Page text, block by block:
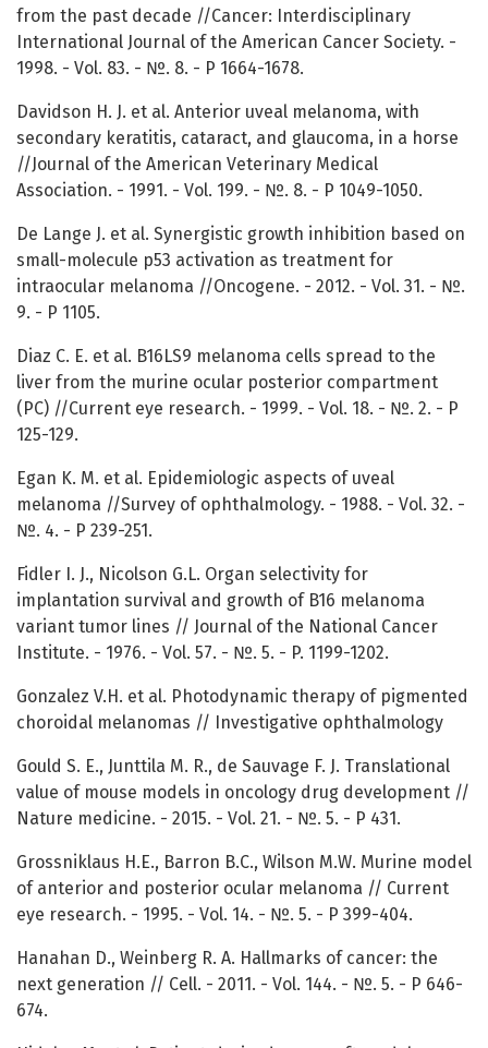
from the past decade //Cancer: Interdisciplinary
International Journal of the American Cancer Society. -
1998. - Vol. 83. - №. 8. - P 1664-1678.
Davidson H. J. et al. Anterior uveal melanoma, with
secondary keratitis, cataract, and glaucoma, in a horse
//Journal of the American Veterinary Medical
Association. - 1991. - Vol. 199. - №. 8. - P 1049-1050.
De Lange J. et al. Synergistic growth inhibition based on
small-molecule p53 activation as treatment for
intraocular melanoma //Oncogene. - 2012. - Vol. 31. - №.
9. - P 1105.
Diaz C. E. et al. B16LS9 melanoma cells spread to the
liver from the murine ocular posterior compartment
(PC) //Current eye research. - 1999. - Vol. 18. - №. 2. - P
125-129.
Egan K. M. et al. Epidemiologic aspects of uveal
melanoma //Survey of ophthalmology. - 1988. - Vol. 32. -
№. 4. - P 239-251.
Fidler I. J., Nicolson G.L. Organ selectivity for
implantation survival and growth of B16 melanoma
variant tumor lines // Journal of the National Cancer
Institute. - 1976. - Vol. 57. - №. 5. - P. 1199-1202.
Gonzalez V.H. et al. Photodynamic therapy of pigmented
choroidal melanomas // Investigative ophthalmology
Gould S. E., Junttila M. R., de Sauvage F. J. Translational
value of mouse models in oncology drug development //
Nature medicine. - 2015. - Vol. 21. - №. 5. - P 431.
Grossniklaus H.E., Barron B.C., Wilson M.W. Murine model
of anterior and posterior ocular melanoma // Current
eye research. - 1995. - Vol. 14. - №. 5. - P 399-404.
Hanahan D., Weinberg R. A. Hallmarks of cancer: the
next generation // Cell. - 2011. - Vol. 144. - №. 5. - P 646-
674.